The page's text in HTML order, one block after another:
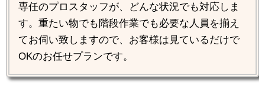
専任のプロスタッフが、どんな状況でも対応しま
す。重たい物でも階段作業でも必要な人員を揃え
てお伺い致しますので、お客様は見ているだけで
OKのお任せプランです。